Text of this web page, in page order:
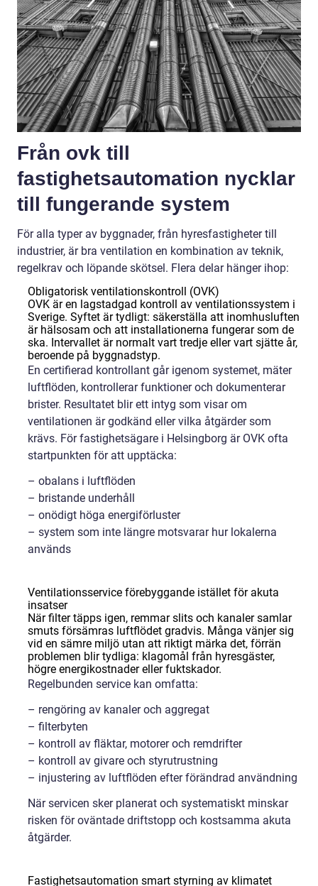
Från ovk till
fastighetsautomation nycklar
till fungerande system
För alla typer av byggnader, från hyresfastigheter till
industrier, är bra ventilation en kombination av teknik,
regelkrav och löpande skötsel. Flera delar hänger ihop:
Obligatorisk ventilationskontroll (OVK)
OVK är en lagstadgad kontroll av ventilationssystem i
Sverige. Syftet är tydligt: säkerställa att inomhusluften
är hälsosam och att installationerna fungerar som de
ska. Intervallet är normalt vart tredje eller vart sjätte år,
beroende på byggnadstyp.
En certifierad kontrollant går igenom systemet, mäter
luftflöden, kontrollerar funktioner och dokumenterar
brister. Resultatet blir ett intyg som visar om
ventilationen är godkänd eller vilka åtgärder som
krävs. För fastighetsägare i Helsingborg är OVK ofta
startpunkten för att upptäcka:
– obalans i luftflöden
– bristande underhåll
– onödigt höga energiförluster
– system som inte längre motsvarar hur lokalerna
används
Ventilationsservice förebyggande istället för akuta
insatser
När filter täpps igen, remmar slits och kanaler samlar
smuts försämras luftflödet gradvis. Många vänjer sig
vid en sämre miljö utan att riktigt märka det, förrän
problemen blir tydliga: klagomål från hyresgäster,
högre energikostnader eller fuktskador.
Regelbunden service kan omfatta:
– rengöring av kanaler och aggregat
– filterbyten
– kontroll av fläktar, motorer och remdrifter
– kontroll av givare och styrutrustning
– injustering av luftflöden efter förändrad användning
När servicen sker planerat och systematiskt minskar
risken för oväntade driftstopp och kostsamma akuta
åtgärder.
Fastighetsautomation smart styrning av klimatet